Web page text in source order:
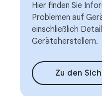
Hier finden Sie
Problemen auf
einschließlich
Geräteherstellern.
Zu den